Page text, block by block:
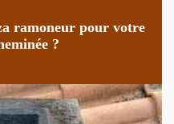
ramoneur pour votre
?